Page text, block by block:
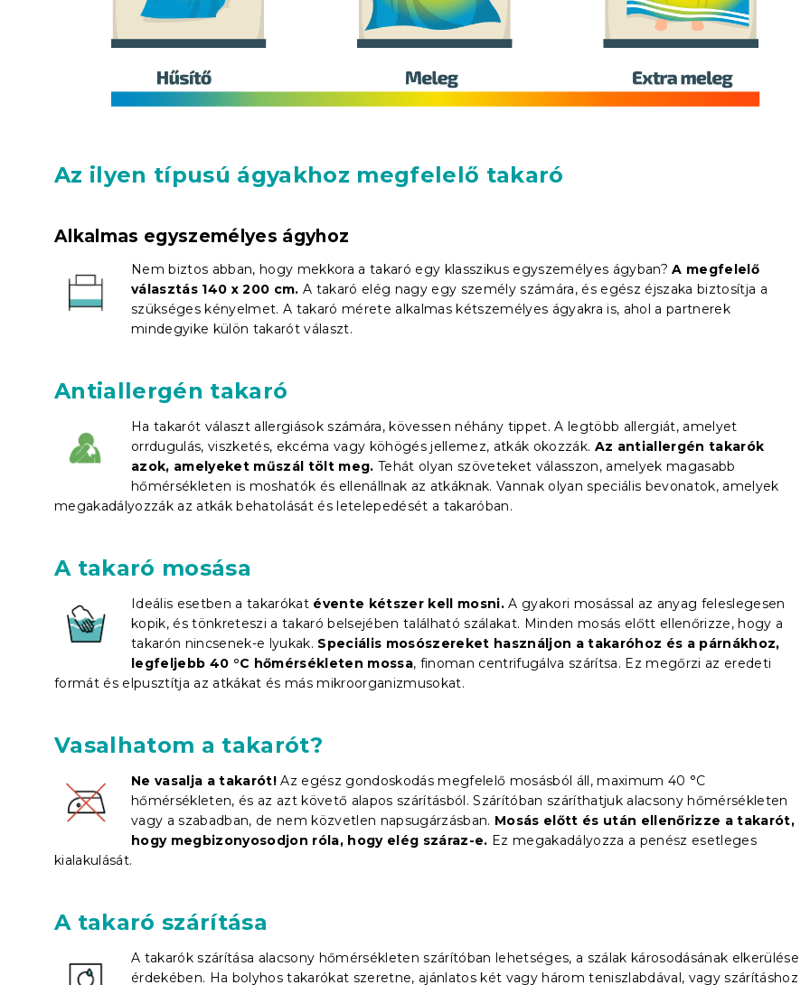
Az ilyen típusú ágyakhoz megfelelő takaró
Alkalmas egyszemélyes ágyhoz
Nem biztos abban, hogy mekkora a takaró egy klasszikus egyszemélyes ágyban?A megfelelő
választás 140 x 200 cm. A takaró elég nagy egy személy számára, és egész éjszaka biztosítja a
szükséges kényelmet. A takaró mérete alkalmas kétszemélyes ágyakra is, ahol a partnerek
mindegyike külön takarót választ.
Antiallergén takaró
Ha takarót választ allergiások számára, kövessen néhány tippet. A legtöbb allergiát, amelyet
orrdugulás, viszketés, ekcéma vagy köhögés jellemez, atkák okozzák. Az antiallergén takarók
azok, amelyeket műszál tölt meg. Tehát olyan szöveteket válasszon, amelyek magasabb
hőmérsékleten is moshatók és ellenállnak az atkáknak. Vannak olyan speciális bevonatok, amelyek
megakadályozzák az atkák behatolását és letelepedését a takaróban.
A takaró mosása
Ideális esetben a takarókat évente kétszer kell mosni. A gyakori mosással az anyag feleslegesen
kopik, és tönkreteszi a takaró belsejében található szálakat. Minden mosás előtt ellenőrizze, hogy a
takarón nincsenek-e lyukak. Speciális mosószereket használjon a takaróhoz és a párnákhoz,
legfeljebb 40 °C hőmérsékleten mossa, finoman centrifugálva szárítsa. Ez megőrzi az eredeti
formát és elpusztítja az atkákat és más mikroorganizmusokat.
Vasalhatom a takarót?
Ne vasalja a takarót! Az egész gondoskodás megfelelő mosásból áll, maximum 40 °C
hőmérsékleten, és az azt követő alapos szárításból. Szárítóban száríthatjuk alacsony hőmérsékleten
vagy a szabadban, de nem közvetlen napsugárzásban. Mosás előtt és után ellenőrizze a takarót,
hogy megbizonyosodjon róla, hogy elég száraz-e. Ez megakadályozza a penész esetleges
kialakulását.
A takaró szárítása
A takarók szárítása alacsony hőmérsékleten szárítóban lehetséges, a szálak károsodásának elkerülése
érdekében. Ha bolyhos takarókat szeretne, ajánlatos két vagy három teniszlabdával, vagy szárításhoz